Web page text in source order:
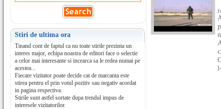
Stiri de ultima ora
Tinand cont de faptul ca nu toate stirile prezinta un
interes major, echipa noastra de editori face o selectie
a celor mai interesante si incearca sa le redea numai pe
acestea...
Fiecare vizitator poate decide cat de marcanta este
stirea pentru el prin votul pozitiv sau negativ acordat
in pagina respectiva.
Stirile sunt astfel sortate dupa trendul impus de
interesele vizitatorilor.